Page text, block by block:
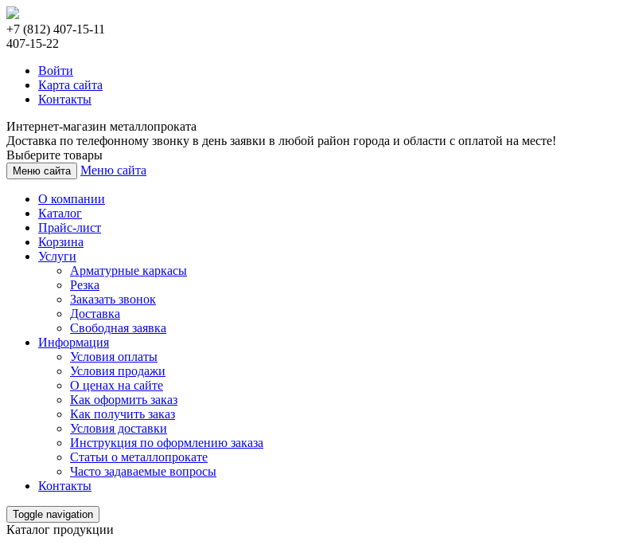
+7 (812) 407-15-11
407-15-22
Войти
Карта сайта
Контакты
Интернет-магазин металлопроката
Доставка по телефонному звонку в день заявки в любой район города и области с оплатой на месте!
Выберите товары
Меню сайта Меню сайта
О компании
Каталог
Прайс-лист
Корзина
Услуги
Арматурные каркасы
Резка
Заказать звонок
Доставка
Свободная заявка
Информация
Условия оплаты
Условия продажи
О ценах на сайте
Как оформить заказ
Как получить заказ
Условия доставки
Инструкция по оформлению заказа
Статьи о металлопрокате
Часто задаваемые вопросы
Контакты
Toggle navigation
Каталог продукции